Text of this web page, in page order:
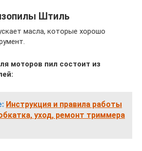
Штиль
масла, которые хорошо
моторов пил состоит из
Инструкция и правила работы
уход, ремонт триммера